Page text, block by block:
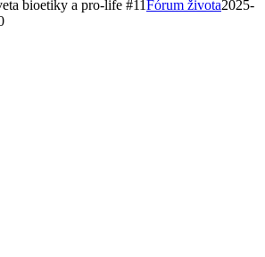
bioetiky a pro-life #11Fórum života2025-